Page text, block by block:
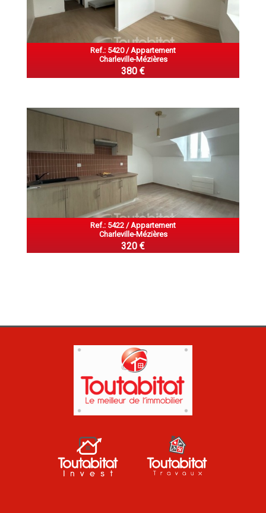
Ref.: 5420 / Appartement
Charleville-Mézières
380 €
Ref.: 5422 / Appartement
Charleville-Mézières
320 €